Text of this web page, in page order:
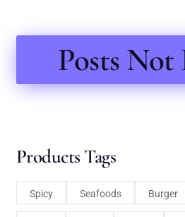
Posts Not
Products Tags
Spicy Seafoods Burger